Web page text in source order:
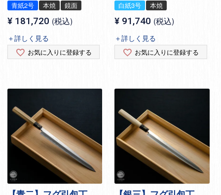
青紙2号 本焼 鏡面
¥ 181,720 税込
＋詳しく見る
お気に入りに登録する
白紙3号 本焼
¥ 91,740 税込
＋詳しく見る
お気に入りに登録する